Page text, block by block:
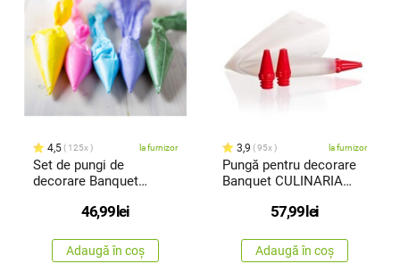
4,5 125x la furnizor
Set de pungi de
decorare Banquet
46,99 lei
Adaugă în coș
3,9 95x la furnizor
Pungă pentru decorare
Banquet CULINARIA
57,99 lei
Adaugă în coș